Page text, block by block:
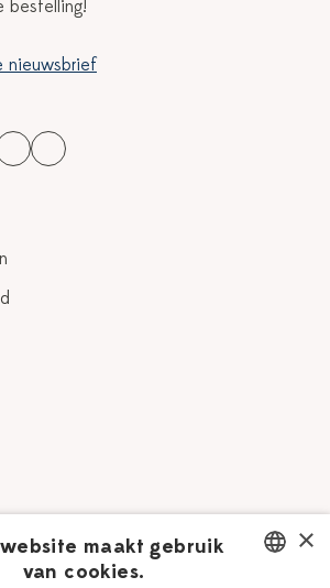
bestelling!
nieuwsbrief
Delfts Blauw
×
maakt gebruik
van cookies.